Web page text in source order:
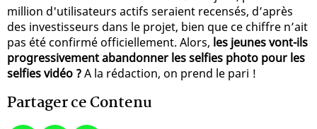
million d'utilisateurs actifs seraient recensés, d’après
des investisseurs dans le projet, bien que ce chiffre n’ait
pas été confirmé officiellement. Alors, les jeunes vont-ils
progressivement abandonner les selfies photo pour les
selfies vidéo ?A la rédaction, on prend le pari !
Partager ce Contenu